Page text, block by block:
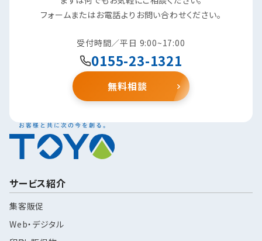
サービス紹介
集客販促
Web・デジタル
フォームまたはお電話よりお問い合わせください。
受付時間／平日 9:00~17:00
0155-23-1321
無料相談